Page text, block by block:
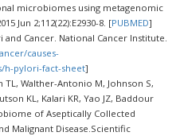
microbiomes using metagenomic
Jun 2;112(22):E2930-8. [PUBMED]
Cancer. National Cancer Institute.
causes-
h-pylori-fact-sheet]
TL, Walther-Antonio M, Johnson S,
KL, Kalari KR, Yao JZ, Baddour
of Aseptically Collected
Malignant Disease.Scientific